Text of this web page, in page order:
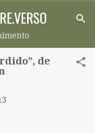
principal
de